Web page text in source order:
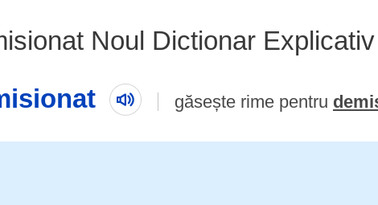
Noul Dictionar
găsește rime pentru